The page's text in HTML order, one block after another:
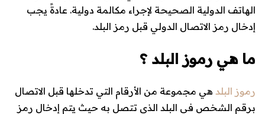
الهاتف الدولية الصحيحة لإجراء مكالمة دولية. عادةً يجب
إدخال رمز الاتصال الدولي قبل رمز البلد.
ما هي رموز البلد ؟
رموز البلد هي مجموعة من الأرقام التي تدخلها قبل الاتصال
برقم الشخص في البلد الذي تتصل به حيث يتم إدخال رمز